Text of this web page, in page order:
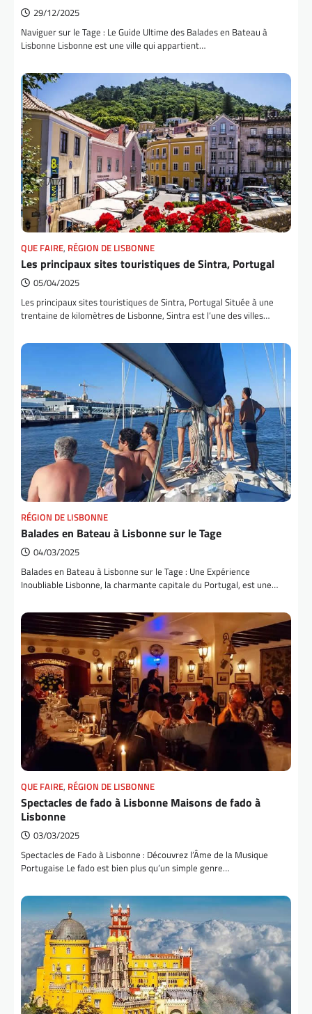
29/12/2025
Naviguer sur le Tage : Le Guide Ultime des Balades en Bateau à
Lisbonne Lisbonne est une ville qui appartient…
QUE FAIRE, RÉGION DE LISBONNE
Les principaux sites touristiques de Sintra, Portugal
05/04/2025
Les principaux sites touristiques de Sintra, Portugal Située à une
trentaine de kilomètres de Lisbonne, Sintra est l’une des villes…
RÉGION DE LISBONNE
Balades en Bateau à Lisbonne sur le Tage
04/03/2025
Balades en Bateau à Lisbonne sur le Tage : Une Expérience
Inoubliable Lisbonne, la charmante capitale du Portugal, est une…
QUE FAIRE, RÉGION DE LISBONNE
Spectacles de fado à Lisbonne Maisons de fado à
Lisbonne
03/03/2025
Spectacles de Fado à Lisbonne : Découvrez l’Âme de la Musique
Portugaise Le fado est bien plus qu’un simple genre…